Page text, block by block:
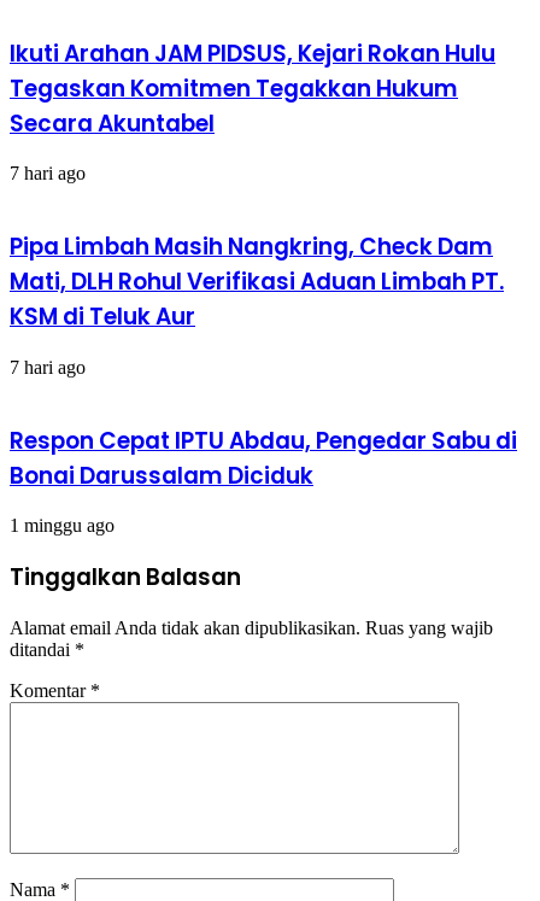
Ikuti Arahan JAM PIDSUS, Kejari Rokan Hulu
Tegaskan Komitmen Tegakkan Hukum
Secara Akuntabel
7 hari ago
Pipa Limbah Masih Nangkring, Check Dam
Mati, DLH Rohul Verifikasi Aduan Limbah PT.
KSM di Teluk Aur
7 hari ago
Respon Cepat IPTU Abdau, Pengedar Sabu di
Bonai Darussalam Diciduk
1 minggu ago
Tinggalkan Balasan
Alamat email Anda tidak akan dipublikasikan. Ruas yang wajib
ditandai *
Komentar *
Nama *